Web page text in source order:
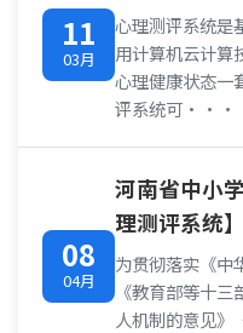
11
03月
心理测评系统是
用计算机云计算
心理健康状态一
评系统可···
08
04月
河南省中小
理测评系统
为贯彻落实《中
《教育部等十
人机制的意见》